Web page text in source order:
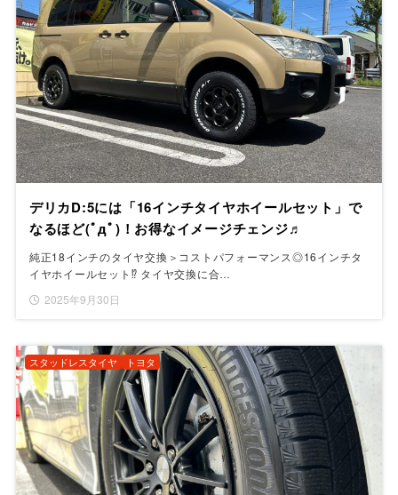
デリカD:5には「16インチタイヤホイールセット」で
なるほど(ﾟдﾟ)！お得なイメージチェンジ♬
純正18インチのタイヤ交換＞コストパフォーマンス◎16インチタ
イヤホイールセット⁉ タイヤ交換に合…
2025年9月30日
スタッドレスタイヤ トヨタ